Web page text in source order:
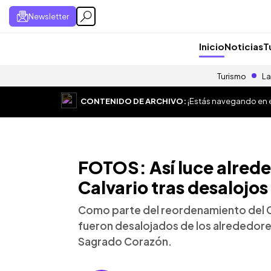
Newsletter
InicioNoticias
Turismo
CONTENIDO DE ARCHIVO:¡Estás navegando en
FOTOS: Así luce
Calvario tras desalojos
Como parte del reordenamiento del
fueron desalojados de los
Sagrado Corazón.